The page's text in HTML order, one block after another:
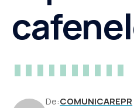
De:COMUNICAREPR